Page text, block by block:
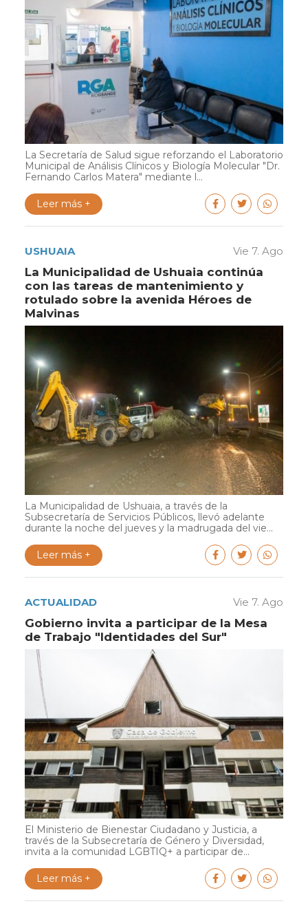
La Secretaría de Salud sigue reforzando el Laboratorio
Municipal de Análisis Clínicos y Biología Molecular "Dr.
Fernando Carlos Matera" mediante l...
Leer más +
USHUAIA Vie 7. Ago
La Municipalidad de Ushuaia continúa
con las tareas de mantenimiento y
rotulado sobre la avenida Héroes de
Malvinas
La Municipalidad de Ushuaia, a través de la
Subsecretaría de Servicios Públicos, llevó adelante
durante la noche del jueves y la madrugada del vie...
Leer más +
ACTUALIDAD Vie 7. Ago
Gobierno invita a participar de la Mesa
de Trabajo "Identidades del Sur"
El Ministerio de Bienestar Ciudadano y Justicia, a
través de la Subsecretaría de Género y Diversidad,
invita a la comunidad LGBTIQ+ a participar de...
Leer más +